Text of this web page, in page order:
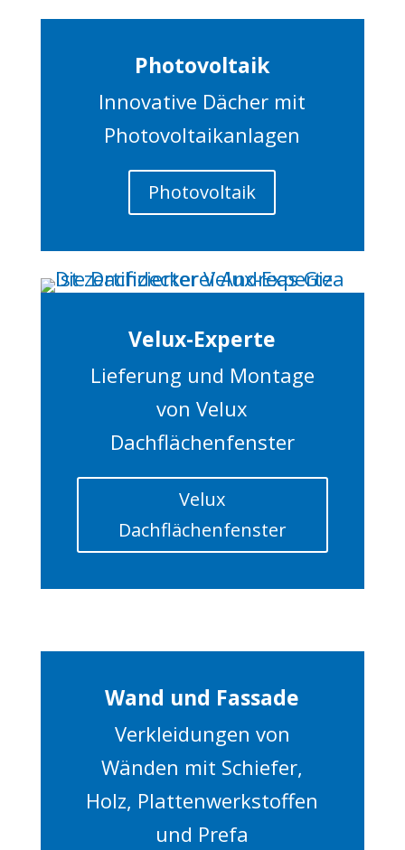
Photovoltaik
Innovative Dächer mit
Photovoltaikanlagen
Photovoltaik
Velux-Experte
Lieferung und Montage
von Velux
Dachflächenfenster
Velux
Dachflächenfenster
Wand und Fassade
Verkleidungen von
Wänden mit Schiefer,
Holz, Plattenwerkstoffen
und Prefa